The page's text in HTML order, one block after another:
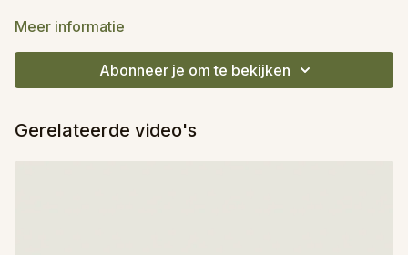
Meer informatie
Abonneer je om te bekijken
Gerelateerde video's